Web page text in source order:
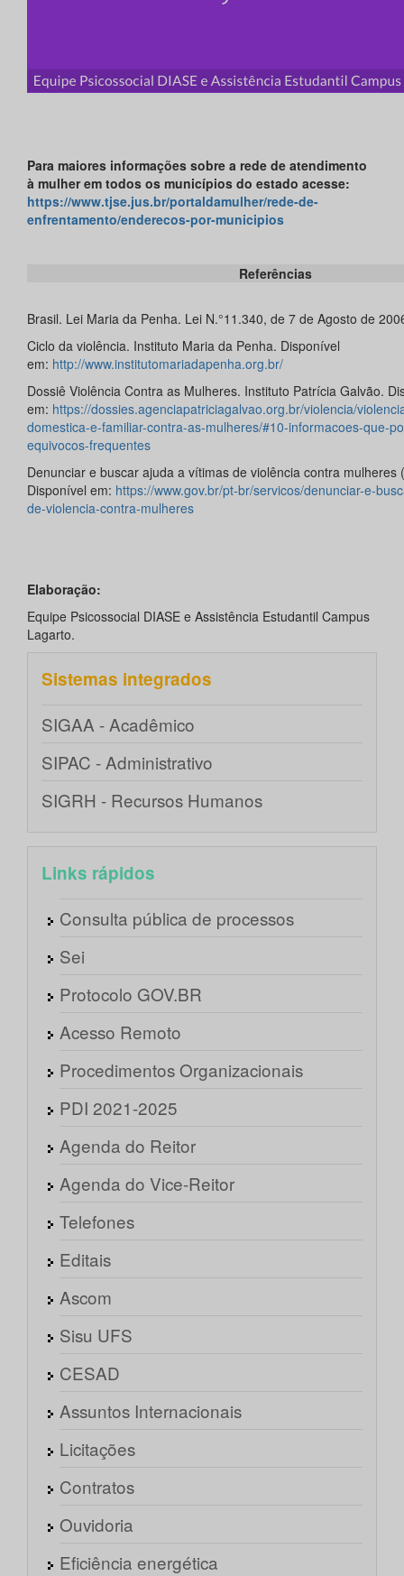
Para maiores informações sobre a rede de atendimento
à mulher em todos os municípios do estado acesse:
https://www.tjse.jus.br/portaldamulher/rede-de-
enfrentamento/enderecos-por-municipios
Referências
Brasil. Lei Maria da Penha. Lei N.°11.340, de 7 de Agosto de
Ciclo da violência. Instituto Maria da Penha. Disponível
em: http://www.institutomariadapenha.org.br/
Dossiê Violência Contra as Mulheres. Instituto Patrícia Galvão.
em: https://dossies.agenciapatriciagalvao.org.br/violencia/
domestica-e-familiar-contra-as-mulheres/#10-informacoes-que-
equivocos-frequentes
Denunciar e buscar ajuda a vítimas de violência contra mulheres
Disponível em: https://www.gov.br/pt-br/servicos/denunciar-e-
de-violencia-contra-mulheres
Elaboração:
Equipe Psicossocial DIASE e Assistência Estudantil Campus
Lagarto.
Sistemas integrados
SIGAA - Acadêmico
SIPAC - Administrativo
SIGRH - Recursos Humanos
Links rápidos
Consulta pública de processos
Sei
Protocolo GOV.BR
Acesso Remoto
Procedimentos Organizacionais
PDI 2021-2025
Agenda do Reitor
Agenda do Vice-Reitor
Telefones
Editais
Ascom
Sisu UFS
CESAD
Assuntos Internacionais
Licitações
Contratos
Ouvidoria
Eficiência energética